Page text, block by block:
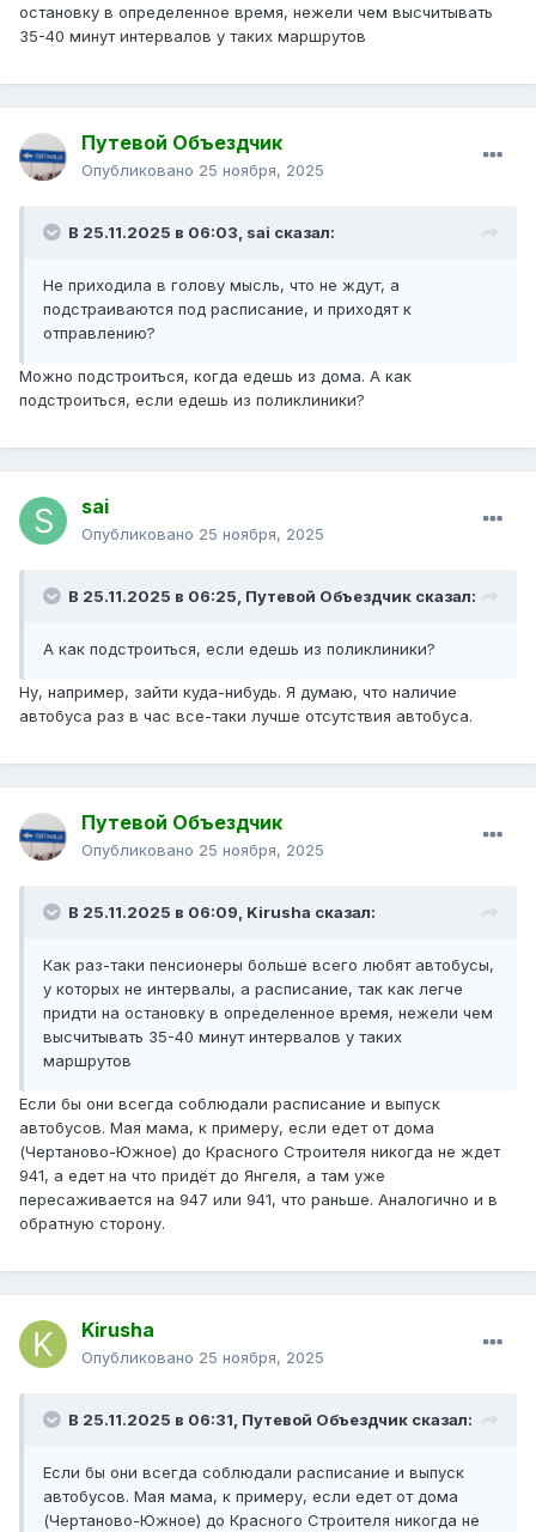
остановку в определенное время, нежели чем высчитывать
35-40 минут интервалов у таких маршрутов
Путевой Объездчик
Опубликовано 25 ноября, 2025
В 25.11.2025 в 06:03, sai сказал:
Не приходила в голову мысль, что не ждут, а
подстраиваются под расписание, и приходят к
отправлению?
Можно подстроиться, когда едешь из дома. А как
подстроиться, если едешь из поликлиники?
sai
Опубликовано 25 ноября, 2025
В 25.11.2025 в 06:25, Путевой Объездчик сказал:
А как подстроиться, если едешь из поликлиники?
Ну, например, зайти куда-нибудь. Я думаю, что наличие
автобуса раз в час все-таки лучше отсутствия автобуса.
Путевой Объездчик
Опубликовано 25 ноября, 2025
В 25.11.2025 в 06:09, Kirusha сказал:
Как раз-таки пенсионеры больше всего любят автобусы,
у которых не интервалы, а расписание, так как легче
придти на остановку в определенное время, нежели чем
высчитывать 35-40 минут интервалов у таких
маршрутов
Если бы они всегда соблюдали расписание и выпуск
автобусов. Мая мама, к примеру, если едет от дома
(Чертаново-Южное) до Красного Строителя никогда не ждет
941, а едет на что придёт до Янгеля, а там уже
пересаживается на 947 или 941, что раньше. Аналогично и в
обратную сторону.
Kirusha
Опубликовано 25 ноября, 2025
В 25.11.2025 в 06:31, Путевой Объездчик сказал:
Если бы они всегда соблюдали расписание и выпуск
автобусов. Мая мама, к примеру, если едет от дома
(Чертаново-Южное) до Красного Строителя никогда не